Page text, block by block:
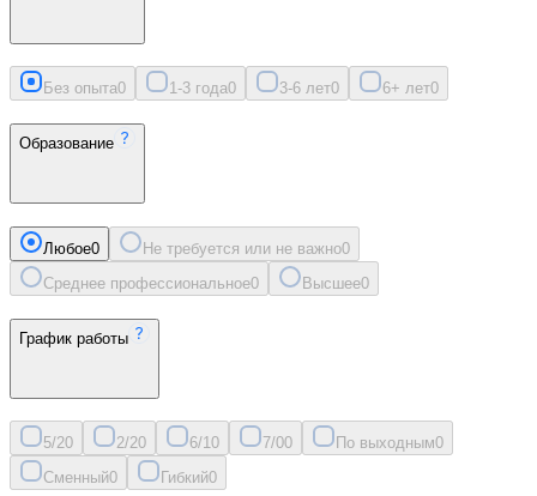
Без опыта0 1-3 года0 3-6 лет0 6+ лет0
Образование
Любое0 Не требуется или не важно0
Среднее профессиональное0 Высшее0
График работы
5/20 2/20 6/10 7/00 По выходным0
Сменный0 Гибкий0